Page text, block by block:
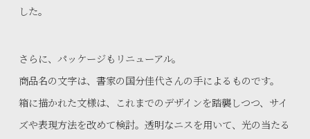
した。
さらに、パッケージもリニューアル。
商品名の文字は、書家の国分佳代さんの手によるものです。
箱に描かれた文様は、これまでのデザインを踏襲しつつ、サイ
ズや表現方法を改めて検討。透明なニスを用いて、光の当たる